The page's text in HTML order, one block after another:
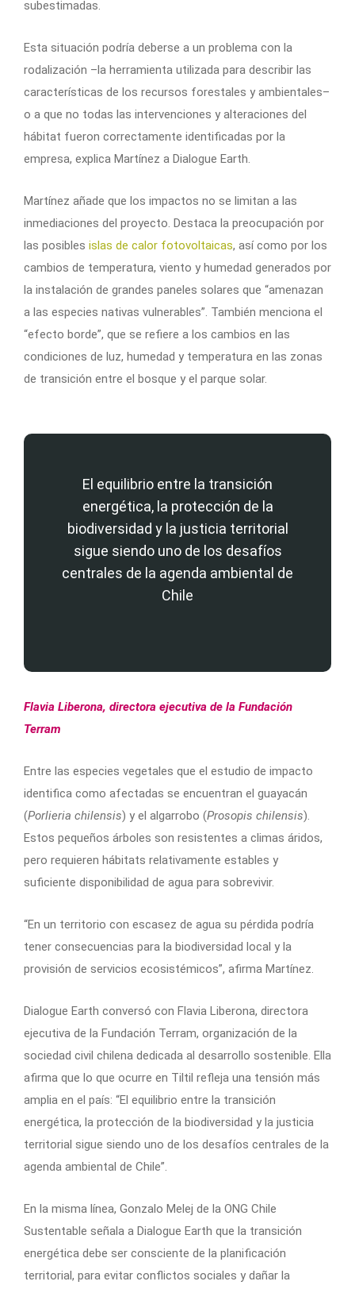
subestimadas.
Esta situación podría deberse a un problema con la
rodalización –la herramienta utilizada para describir las
características de los recursos forestales y ambientales–
o a que no todas las intervenciones y alteraciones del
hábitat fueron correctamente identificadas por la
empresa, explica Martínez a Dialogue Earth.
Martínez añade que los impactos no se limitan a las
inmediaciones del proyecto. Destaca la preocupación por
las posibles islas de calor fotovoltaicas, así como por los
cambios de temperatura, viento y humedad generados por
la instalación de grandes paneles solares que “amenazan
a las especies nativas vulnerables”. También menciona el
“efecto borde”, que se refiere a los cambios en las
condiciones de luz, humedad y temperatura en las zonas
de transición entre el bosque y el parque solar.
El equilibrio entre la transición
energética, la protección de la
biodiversidad y la justicia territorial
sigue siendo uno de los desafíos
centrales de la agenda ambiental de
Chile
Flavia Liberona, directora ejecutiva de la Fundación
Terram
Entre las especies vegetales que el estudio de impacto
identifica como afectadas se encuentran el guayacán
(Porlieria chilensis) y el algarrobo (Prosopis chilensis).
Estos pequeños árboles son resistentes a climas áridos,
pero requieren hábitats relativamente estables y
suficiente disponibilidad de agua para sobrevivir.
“En un territorio con escasez de agua su pérdida podría
tener consecuencias para la biodiversidad local y la
provisión de servicios ecosistémicos”, afirma Martínez.
Dialogue Earth conversó con Flavia Liberona, directora
ejecutiva de la Fundación Terram, organización de la
sociedad civil chilena dedicada al desarrollo sostenible. Ella
afirma que lo que ocurre en Tiltil refleja una tensión más
amplia en el país: “El equilibrio entre la transición
energética, la protección de la biodiversidad y la justicia
territorial sigue siendo uno de los desafíos centrales de la
agenda ambiental de Chile”.
En la misma línea, Gonzalo Melej de la ONG Chile
Sustentable señala a Dialogue Earth que la transición
energética debe ser consciente de la planificación
territorial, para evitar conflictos sociales y dañar la